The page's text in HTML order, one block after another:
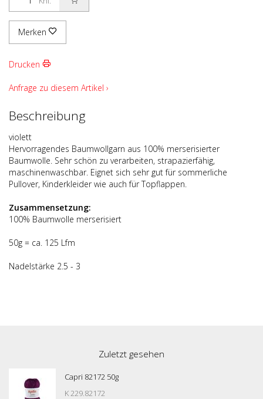
Merken
Drucken
Anfrage zu diesem Artikel ›
Beschreibung
violett
Hervorragendes Baumwollgarn aus 100% merserisierter
Baumwolle. Sehr schön zu verarbeiten, strapazierfähig,
maschinenwaschbar. Eignet sich sehr gut für sommerliche
Pullover, Kinderkleider wie auch für Topflappen.
Zusammensetzung:
100% Baumwolle merserisiert
50g = ca. 125 Lfm
Nadelstärke 2.5 - 3
Zuletzt gesehen
Capri 82172 50g
K 229.82172